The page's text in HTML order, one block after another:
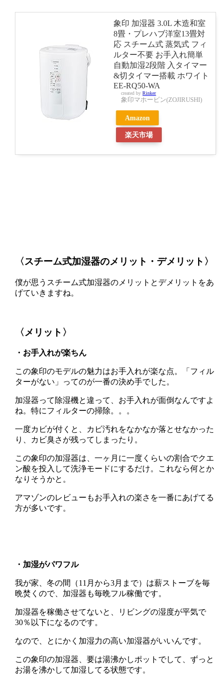
象印 加湿器 3.0L 木造和室
8畳・プレハブ洋室13畳対
応 スチーム式 蒸気式 フィ
ルター不要 お手入れ簡単
自動加湿2段階 入タイマー
&切タイマー搭載 ホワイト
EE-RQ50-WA
created byRinker
象印マホービン(ZOJIRUSHI)
Amazon
楽天市場
〈スチーム式加湿器のメリット・デメリット〉
僕が思うスチーム式加湿器のメリットとデメリットをあ
げていきますね。
〈メリット〉
・お手入れが楽ちん
この象印のモデルの魅力はお手入れが楽な点。「フィル
ターがない」ってのが一番の決め手でした。
加湿器って除湿機と違って、お手入れが面倒なんですよ
ね。特にフィルターの掃除。。。
一度カビが付くと、カビ汚れをなかなか落とせなかった
り、カビ臭さが残ってしまったり。
この象印の加湿器は、一ヶ月に一度くらいの割合でクエ
ン酸を投入して洗浄モードにするだけ。これなら何とか
なりそうかと。
アマゾンのレビューもお手入れの楽さを一番にあげてる
方が多いです。
・加湿がパワフル
我が家、冬の間（11月から3月まで）は薪ストーブを毎
晩焚くので、加湿器も毎晩フル稼働です。
加湿器を稼働させてないと、リビングの湿度が平気で
30％以下になるのです。
なので、とにかく加湿力の高い加湿器がいいんです。
この象印の加湿器、要は湯沸かしポットでして、ずっと
お湯を沸かして加湿してる状態です。